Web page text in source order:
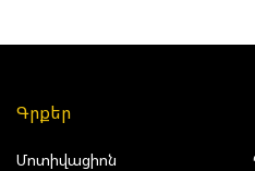
Գրքեր
Մոտիվացիոն